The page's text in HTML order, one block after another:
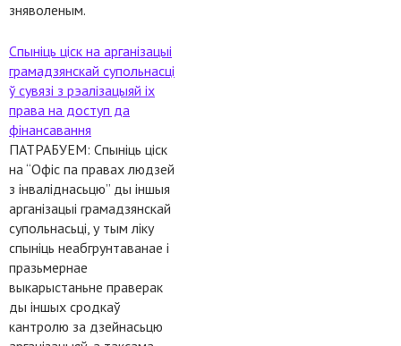
зняволеным.
Спыніць ціск на арганізацыі
грамадзянскай супольнасці
ў сувязі з рэалізацыяй іх
права на доступ да
фінансавання
ПАТРАБУЕМ: Спыніць ціск
на “Офіс па правах людзей
з інваліднасьцю” ды іншыя
арганізацыі грамадзянскай
супольнасьці, у тым ліку
спыніць неабгрунтаванае і
празьмернае
выкарыстаньне праверак
ды іншых сродкаў
кантролю за дзейнасьцю